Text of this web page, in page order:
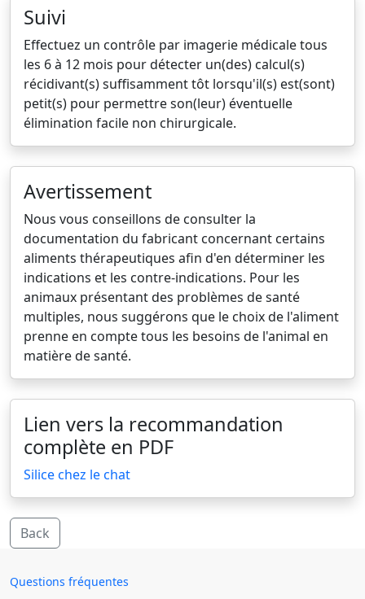
Suivi
Effectuez un contrôle par imagerie médicale tous
les 6 à 12 mois pour détecter un(des) calcul(s)
récidivant(s) suffisamment tôt lorsqu'il(s) est(sont)
petit(s) pour permettre son(leur) éventuelle
élimination facile non chirurgicale.
Avertissement
Nous vous conseillons de consulter la
documentation du fabricant concernant certains
aliments thérapeutiques afin d'en déterminer les
indications et les contre-indications. Pour les
animaux présentant des problèmes de santé
multiples, nous suggérons que le choix de l'aliment
prenne en compte tous les besoins de l'animal en
matière de santé.
Lien vers la recommandation
complète en PDF
Silice chez le chat
Back
Questions fréquentes